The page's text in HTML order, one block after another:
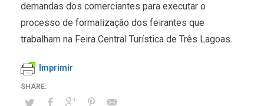
demandas dos comerciantes para executar o
processo de formalização dos feirantes que
trabalham na Feira Central Turística de Três Lagoas.
Imprimir